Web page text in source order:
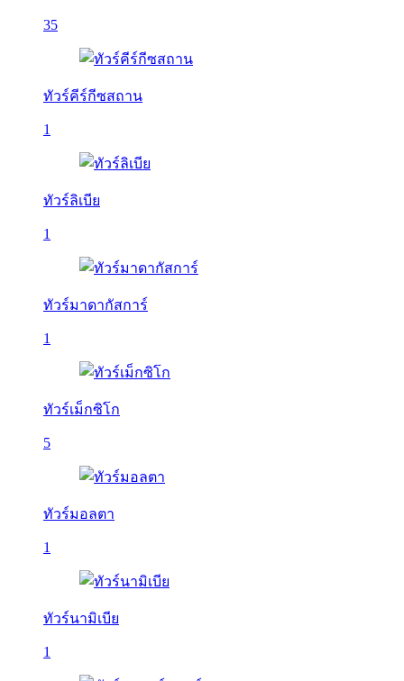
35
ทัวร์คีร์กีซสถาน
1
ทัวร์ลิเบีย
1
ทัวร์มาดากัสการ์
1
ทัวร์เม็กซิโก
5
ทัวร์มอลตา
1
ทัวร์นามิเบีย
1